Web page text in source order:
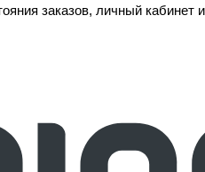
заказов, личный кабинет